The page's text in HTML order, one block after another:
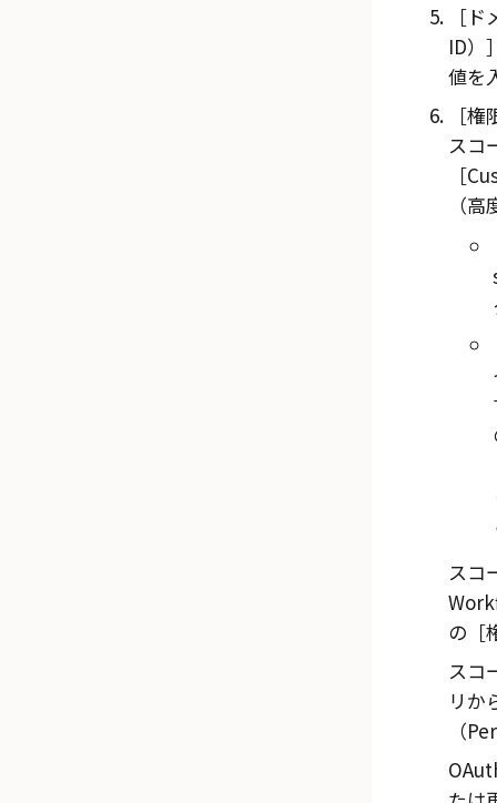
ド
ID）
値を
権
スコ
（
スコ
の
スコ
リか
（